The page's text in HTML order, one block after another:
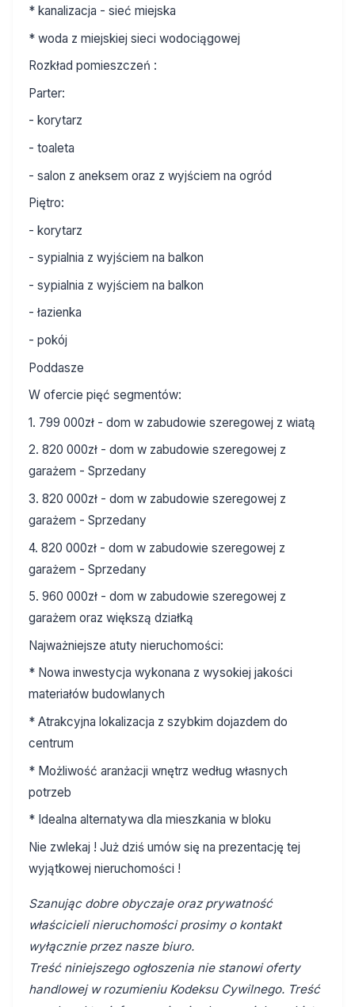
* kanalizacja - sieć miejska
* woda z miejskiej sieci wodociągowej
Rozkład pomieszczeń :
Parter:
- korytarz
- toaleta
- salon z aneksem oraz z wyjściem na ogród
Piętro:
- korytarz
- sypialnia z wyjściem na balkon
- sypialnia z wyjściem na balkon
- łazienka
- pokój
Poddasze
W ofercie pięć segmentów:
1. 799 000zł - dom w zabudowie szeregowej z wiatą
2. 820 000zł - dom w zabudowie szeregowej z
garażem - Sprzedany
3. 820 000zł - dom w zabudowie szeregowej z
garażem - Sprzedany
4. 820 000zł - dom w zabudowie szeregowej z
garażem - Sprzedany
5. 960 000zł - dom w zabudowie szeregowej z
garażem oraz większą działką
Najważniejsze atuty nieruchomości:
* Nowa inwestycja wykonana z wysokiej jakości
materiałów budowlanych
* Atrakcyjna lokalizacja z szybkim dojazdem do
centrum
* Możliwość aranżacji wnętrz według własnych
potrzeb
* Idealna alternatywa dla mieszkania w bloku
Nie zwlekaj ! Już dziś umów się na prezentację tej
wyjątkowej nieruchomości !
Szanując dobre obyczaje oraz prywatność
właścicieli nieruchomości prosimy o kontakt
wyłącznie przez nasze biuro.
Treść niniejszego ogłoszenia nie stanowi oferty
handlowej w rozumieniu Kodeksu Cywilnego. Treść